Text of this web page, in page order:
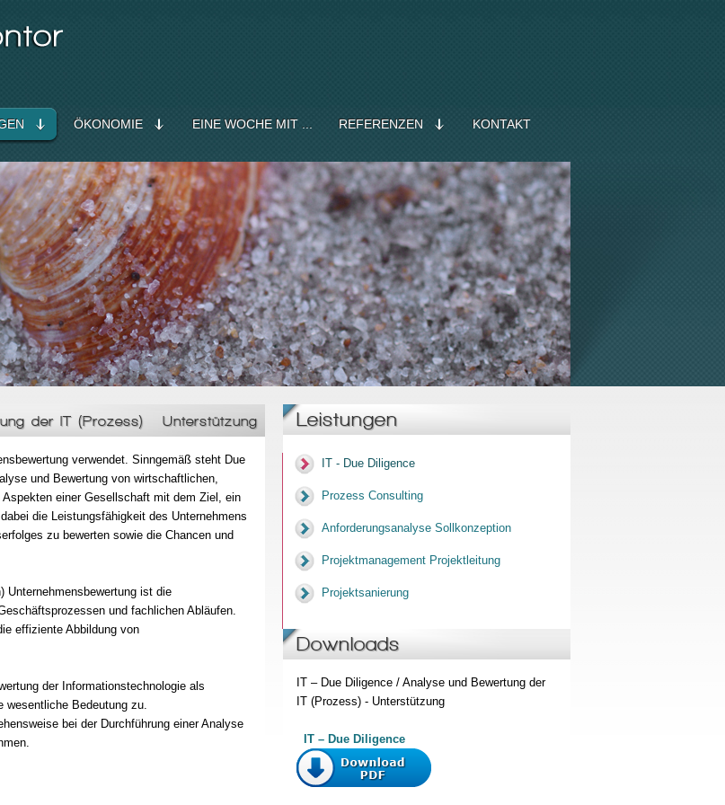
ÖKONOMIE EINE WOCHE MIT ... REFERENZEN KONTAKT
der IT (Prozess) - Unterstützung
verwendet. Sinngemäß steht Due
und Bewertung von wirtschaftlichen,
einer Gesellschaft mit dem Ziel, ein
die Leistungsfähigkeit des Unternehmens
zu bewerten sowie die Chancen und
Unternehmensbewertung ist die
und fachlichen Abläufen.
effiziente Abbildung von
der Informationstechnologie als
wesentliche Bedeutung zu.
bei der Durchführung einer Analyse
Leistungen
IT - Due Diligence
Prozess Consulting
Anforderungsanalyse Sollkonzeption
Projektmanagement Projektleitung
Projektsanierung
Downloads
IT – Due Diligence / Analyse und Bewertung der
IT (Prozess) - Unterstützung
IT – Due Diligence